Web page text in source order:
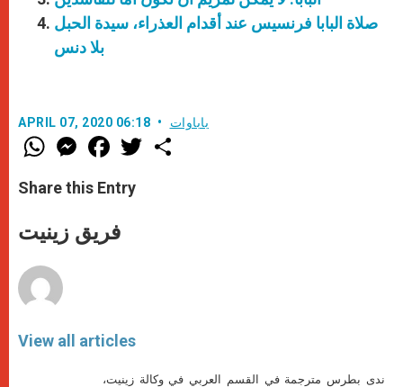
صلاة البابا فرنسيس عند أقدام العذراء، سيدة الحبل
بلا دنس
APRIL 07, 2020 06:18 باباوات
W
h
t
s
p
p
M
e
s
e
g
e
F
a
e
b
o
k
w
Share this Entry
فريق زينيت
View all articles
ندى بطرس مترجمة في القسم العربي في وكالة زينيت،